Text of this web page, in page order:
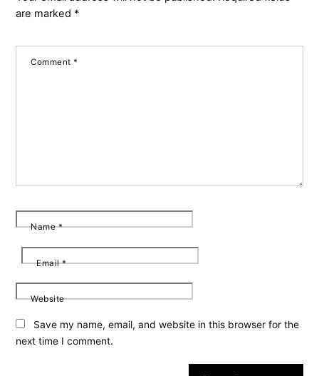
are marked *
Comment*
Name*
Email*
Website
Save my name, email, and website in this browser for the
next time I comment.